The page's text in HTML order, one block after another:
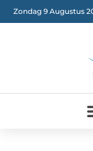
Zondag 9 Augustus